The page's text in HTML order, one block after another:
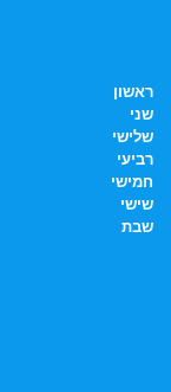
ראשון
שני
שלישי
רביעי
חמישי
שישי
שבת